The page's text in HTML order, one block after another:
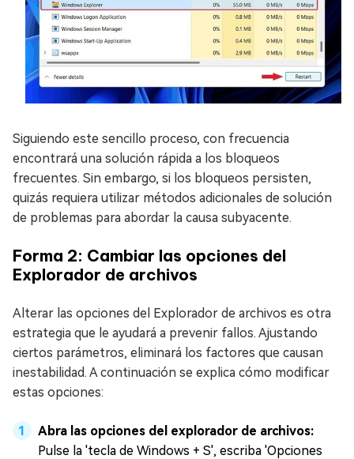
Siguiendo este sencillo proceso, con frecuencia
encontrará una solución rápida a los bloqueos
frecuentes. Sin embargo, si los bloqueos persisten,
quizás requiera utilizar métodos adicionales de solución
de problemas para abordar la causa subyacente.
Forma 2: Cambiar las opciones del
Explorador de archivos
Alterar las opciones del Explorador de archivos es otra
estrategia que le ayudará a prevenir fallos. Ajustando
ciertos parámetros, eliminará los factores que causan
inestabilidad. A continuación se explica cómo modificar
estas opciones:
Abra las opciones del explorador de archivos:
Pulse la 'tecla de Windows + S', escriba 'Opciones